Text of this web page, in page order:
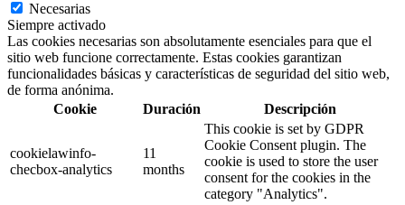
Necesarias
Siempre activado
Las cookies necesarias son absolutamente esenciales para que el
sitio web funcione correctamente. Estas cookies garantizan
funcionalidades básicas y características de seguridad del sitio web,
de forma anónima.
Cookie
Duración Descripción
cookielawinfo-
checbox-analytics
11
months
This cookie is set by GDPR
Cookie Consent plugin. The
cookie is used to store the user
consent for the cookies in the
category "Analytics".